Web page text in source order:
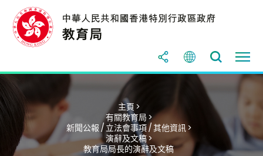
主頁 >
有關教育局 >
新聞公報 / 立法會事項 / 其他資訊 >
演辭及文稿 >
教育局局長的演辭及文稿